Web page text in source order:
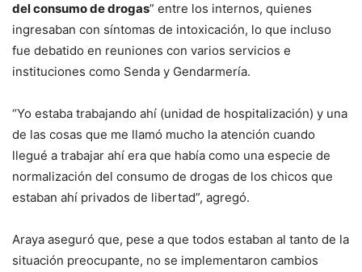
del consumo de drogas” entre los internos, quienes
ingresaban con síntomas de intoxicación, lo que incluso
fue debatido en reuniones con varios servicios e
instituciones como Senda y Gendarmería.
“Yo estaba trabajando ahí (unidad de hospitalización) y una
de las cosas que me llamó mucho la atención cuando
llegué a trabajar ahí era que había como una especie de
normalización del consumo de drogas de los chicos que
estaban ahí privados de libertad”, agregó.
Araya aseguró que, pese a que todos estaban al tanto de la
situación preocupante, no se implementaron cambios